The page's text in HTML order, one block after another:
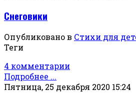
Снеговики
Опубликовано в Стихи для
Теги
4 комментарии
Подробнее ...
Пятница, 25 декабря 2020 15:24